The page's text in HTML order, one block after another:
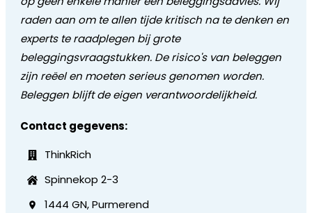
raden aan om te allen tijde kritisch na te denken en
experts te raadplegen bij grote
beleggingsvraagstukken. De risico's van beleggen
zijn reëel en moeten serieus genomen worden.
Beleggen blijft de eigen verantwoordelijkheid.
Contact gegevens:
ThinkRich
Spinnekop 2-3
1444 GN, Purmerend